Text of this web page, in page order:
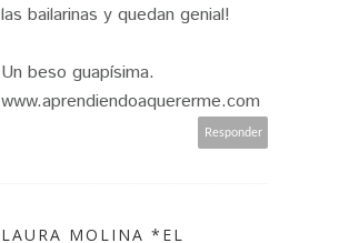
las bailarinas y quedan genial!
Un beso guapísima.
www.aprendiendoaquererme.com
Responder
LAURA MOLINA *EL